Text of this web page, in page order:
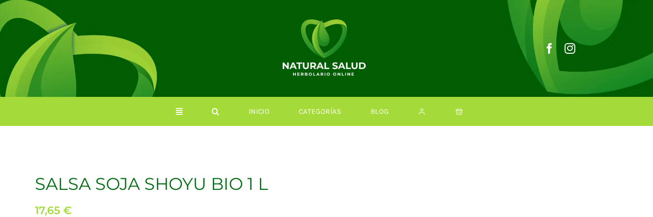
Saltar
contenido
INICIO CATEGORÍAS BLOG
SALSA SOJA SHOYU BIO 1 L
17,65 €